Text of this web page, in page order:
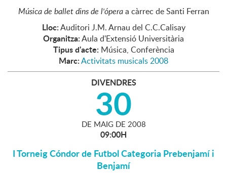
Música de ballet dins de l'óperaa càrrec de Santi Ferran
Lloc:Auditori J.M. Arnau del C.C.Calisay
Organitza:Aula d'Extensió Universitària
Tipus d'acte: Música, Conferència
Marc:Activitats musicals 2008
DIVENDRES
30
DE MAIG DE 2008
09:00H
I Torneig Cóndor de Futbol Categoria Prebenjamí i
Benjamí